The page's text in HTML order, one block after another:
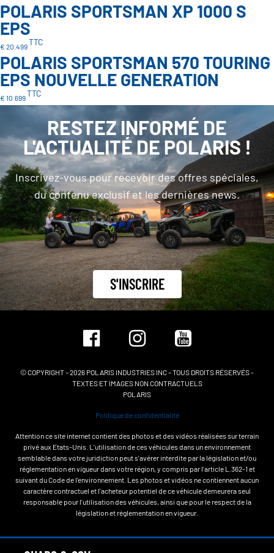
POLARIS SPORTSMAN XP 1000 S
EPS
€ 20.499TTC
POLARIS SPORTSMAN 570 TOURING
EPS NOUVELLE GENERATION
€ 10.699TTC
RESTEZ INFORMÉ DE
L'ACTUALITÉ DE POLARIS !
Inscrivez-vous pour recevoir des offres spéciales,
du contenu exclusif et les dernières news.
S'INSCRIRE
© COPYRIGHT – 2026 POLARIS INDUSTRIES INC – TOUS DROITS RÉSERVÉS -
TEXTES ET IMAGES NON CONTRACTUELS
POLARIS
Politique de confidentialité
Attention ce site internet contient des photos et des vidéos réalisées sur terrain
privé aux Etats-Unis. L'utilisation de ces véhicules dans un environnement
semblable dans votre juridiction peut s'avérer interdite par la législation et/ou
réglementation en vigueur dans votre région, y compris par l'article L.362-1 et
suivant du Code de l'environnement. Les photos et vidéos ne contiennent aucun
caractère contractuel et l'acheteur potentiel de ce véhicule demeurera seul
responsable pour l'utilisation des véhicules, ainsi que pour le respect de la
législation et réglementation en vigueur.